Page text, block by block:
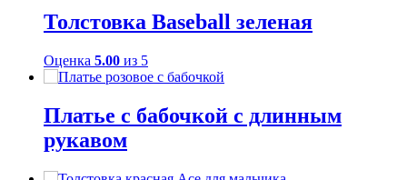
Толстовка Baseball зеленая
Оценка 5.00 из 5
Платье с бабочкой с длинным
рукавом